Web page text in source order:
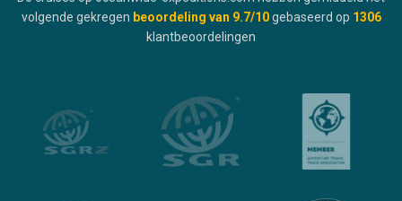
volgende gekregen beoordeling van 9.7/10 gebaseerd op 1306
klantbeoordelingen